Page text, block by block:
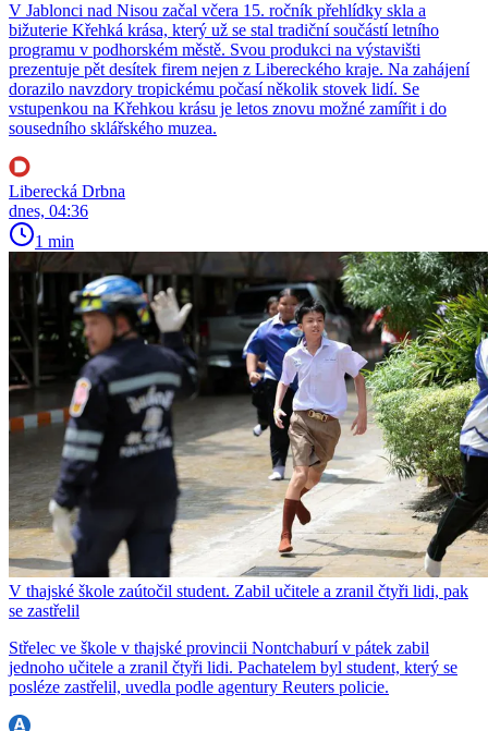
V Jablonci nad Nisou začal včera 15. ročník přehlídky skla a
bižuterie Křehká krása, který už se stal tradiční součástí letního
programu v podhorském městě. Svou produkci na výstavišti
prezentuje pět desítek firem nejen z Libereckého kraje. Na zahájení
dorazilo navzdory tropickému počasí několik stovek lidí. Se
vstupenkou na Křehkou krásu je letos znovu možné zamířit i do
sousedního sklářského muzea.
Liberecká Drbna
dnes, 04:36
1 min
V thajské škole zaútočil student. Zabil učitele a zranil čtyři lidi, pak
se zastřelil
Střelec ve škole v thajské provincii Nontchaburí v pátek zabil
jednoho učitele a zranil čtyři lidi. Pachatelem byl student, který se
posléze zastřelil, uvedla podle agentury Reuters policie.